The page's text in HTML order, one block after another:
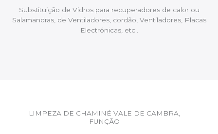
Substituição de Vidros para recuperadores de calor ou
Salamandras, de Ventiladores, cordão, Ventiladores, Placas
Electrónicas, etc..
LIMPEZA DE CHAMINÉ VALE DE CAMBRA,
FUNÇÃO